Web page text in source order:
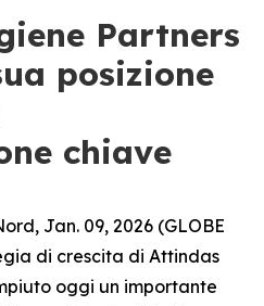
Partners
posizione
chiave
Jan. 09, 2026 (GLOBE
di crescita di Attindas
oggi un importante